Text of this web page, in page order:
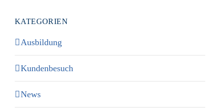
KATEGORIEN
Ausbildung
Kundenbesuch
News